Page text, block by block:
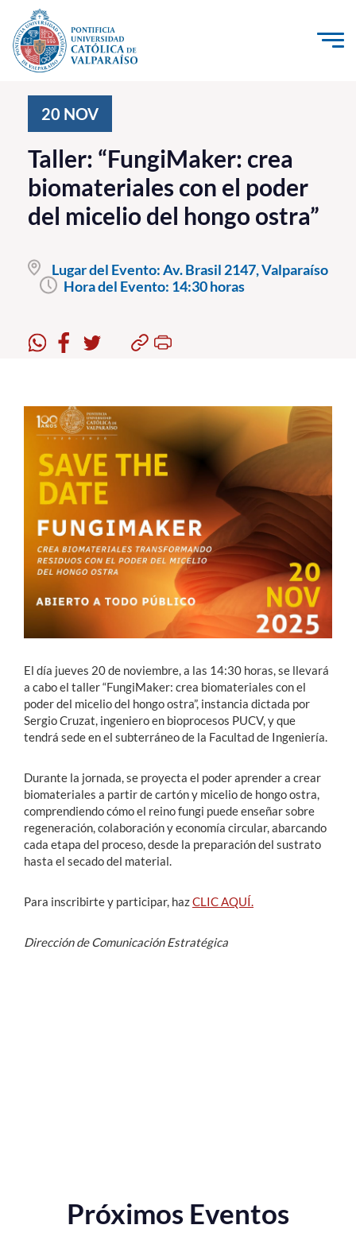
Click acá para ir directamente al contenido
Investigación, Creación e Innovación
PUCV Internacional
Vinculación con el Medio
Pregrado
Formación Continua
Académicos
Funcionarios
Alumni
English
20 NOV
Taller: “FungiMaker: crea
biomateriales con el poder
del micelio del hongo ostra”
Lugar del Evento:Av. Brasil 2147, Valparaíso
Hora del Evento: 14:30 horas
El día jueves 20 de noviembre, a las 14:30 horas, se llevará
a cabo el taller “FungiMaker: crea biomateriales con el
poder del micelio del hongo ostra”, instancia dictada por
Sergio Cruzat, ingeniero en bioprocesos PUCV, y que
tendrá sede en el subterráneo de la Facultad de Ingeniería.
Durante la jornada, se proyecta el poder aprender a crear
biomateriales a partir de cartón y micelio de hongo ostra,
comprendiendo cómo el reino fungi puede enseñar sobre
regeneración, colaboración y economía circular, abarcando
cada etapa del proceso, desde la preparación del sustrato
hasta el secado del material.
Para inscribirte y participar, hazCLIC AQUÍ.
Dirección de Comunicación Estratégica
Próximos Eventos